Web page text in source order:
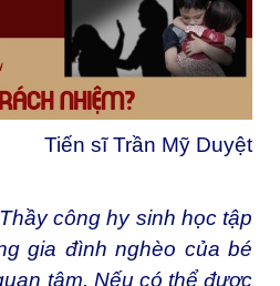
Tiến sĩ Trần Mỹ Duyệt
công hy sinh học tập
gia đình nghèo của bé
tâm. Nếu có thể được